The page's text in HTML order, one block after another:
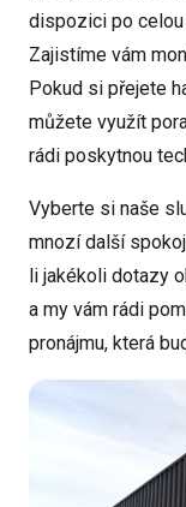
dispozici po celou
Zajistíme vám
Pokud si přejete
můžete využít
rádi poskytnou
Vyberte si naše
mnozí další
li jakékoli dotazy
a my vám rádi
pronájmu, která